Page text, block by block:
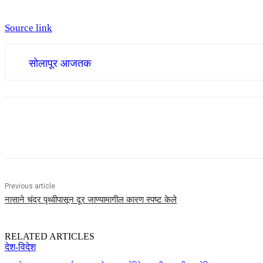
Source link
सोलापूर आजतक
Previous article
नासाने चंद्र पृथ्वीपासून दूर जाण्यामागील कारण स्पष्ट केले
RELATED ARTICLES
देश-विदेश